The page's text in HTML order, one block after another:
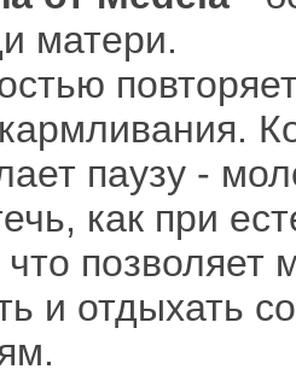
матери.
паузу -
как при
позволяет
и отдыхать